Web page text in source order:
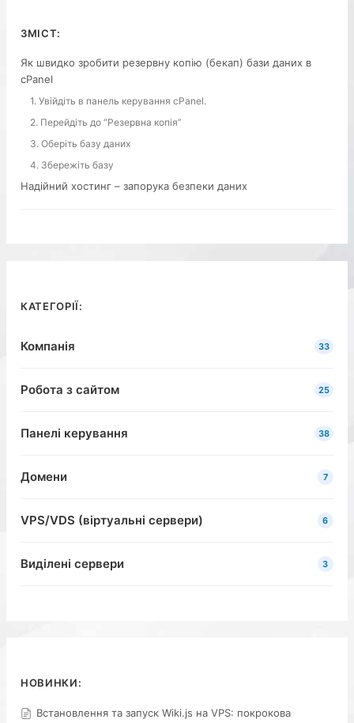
ЗМІСТ:
Як швидко зробити резервну копію (бекап) бази даних в
cPanel
1. Увійдіть в панель керування cPanel.
2. Перейдіть до “Резервна копія”
3. Оберіть базу даних
4. Збережіть базу
Надійний хостинг – запорука безпеки даних
КАТЕГОРІЇ:
Компанія 33
Робота з сайтом 25
Панелі керування 38
Домени 7
VPS/VDS (віртуальні сервери) 6
Виділені сервери 3
НОВИНКИ:
Встановлення та запуск Wiki.js на VPS: покрокова